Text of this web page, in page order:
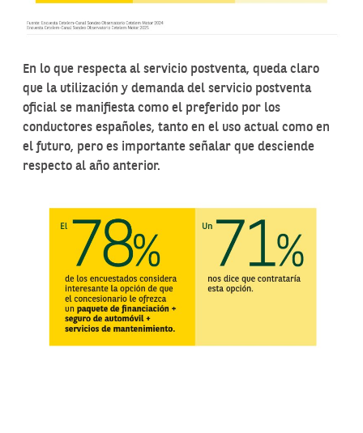
En lo que respecta al servicio postventa, queda claro
que la utilización y demanda del servicio postventa
oficial se manifiesta como el preferido por los
conductores españoles, tanto en el uso actual como en
el futuro, pero es importante señalar que desciende
respecto al año anterior.